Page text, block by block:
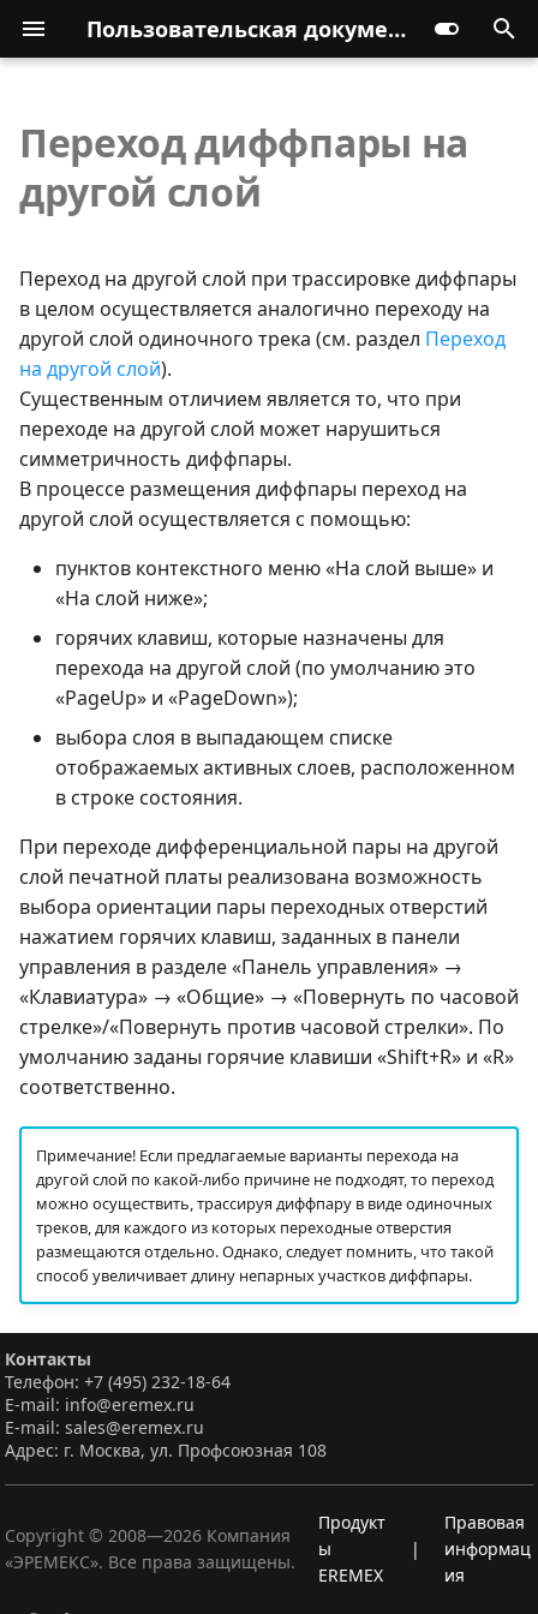
Пользовательская документация
Переход диффпары на
другой слой
Переход на другой слой при трассировке диффпары
в целом осуществляется аналогично переходу на
другой слой одиночного трека (см. раздел Переход
на другой слой).
Существенным отличием является то, что при
переходе на другой слой может нарушиться
симметричность диффпары.
В процессе размещения диффпары переход на
другой слой осуществляется с помощью:
пунктов контекстного меню «На слой выше» и
«На слой ниже»;
горячих клавиш, которые назначены для
перехода на другой слой (по умолчанию это
«PageUp» и «PageDown»);
выбора слоя в выпадающем списке
отображаемых активных слоев, расположенном
в строке состояния.
При переходе дифференциальной пары на другой
слой печатной платы реализована возможность
выбора ориентации пары переходных отверстий
нажатием горячих клавиш, заданных в панели
управления в разделе «Панель управления» →
«Клавиатура» → «Общие» → «Повернуть по часовой
стрелке»/«Повернуть против часовой стрелки». По
умолчанию заданы горячие клавиши «Shift+R» и «R»
соответственно.
Примечание! Если предлагаемые варианты перехода на
другой слой по какой-либо причине не подходят, то переход
можно осуществить, трассируя диффпару в виде одиночных
треков, для каждого из которых переходные отверстия
размещаются отдельно. Однако, следует помнить, что такой
способ увеличивает длину непарных участков диффпары.
Контакты
Телефон: +7 (495) 232-18-64
E-mail: info@eremex.ru
E-mail: sales@eremex.ru
Адрес: г. Москва, ул. Профсоюзная 108
Copyright © 2008—2026 Компания
«ЭРЕМЕКС». Все права защищены.
Продукт
ы
EREMEX
|
Правовая
информац
ия